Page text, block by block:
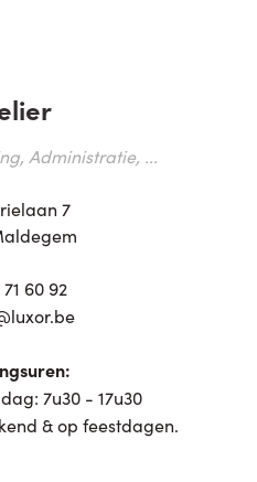
Administratie, ...
7
60 92
7u30 - 17u30
& op feestdagen.